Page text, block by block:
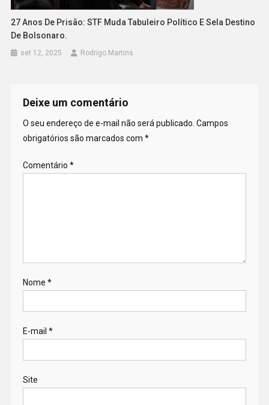
27 Anos De Prisão: STF Muda Tabuleiro Político E Sela Destino
De Bolsonaro.
set 12, 2025 Rodrigo Martins
Deixe um comentário
O seu endereço de e-mail não será publicado. Campos
obrigatórios são marcados com *
Comentário *
Nome *
E-mail *
Site